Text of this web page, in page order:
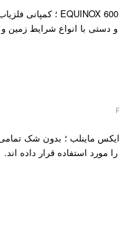
و دستی با انواع شرایط
ماینلب ؛ بدون شک تمامی
مورد استفاده قرار داده